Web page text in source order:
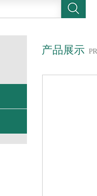
产品展示